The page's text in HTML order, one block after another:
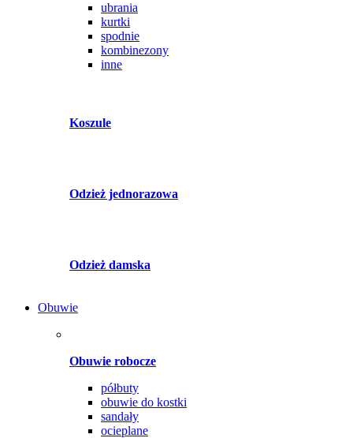
ubrania
kurtki
spodnie
kombinezony
inne
Koszule
Odzież jednorazowa
Odzież damska
Obuwie
Obuwie robocze
półbuty
obuwie do kostki
sandały
ocieplane